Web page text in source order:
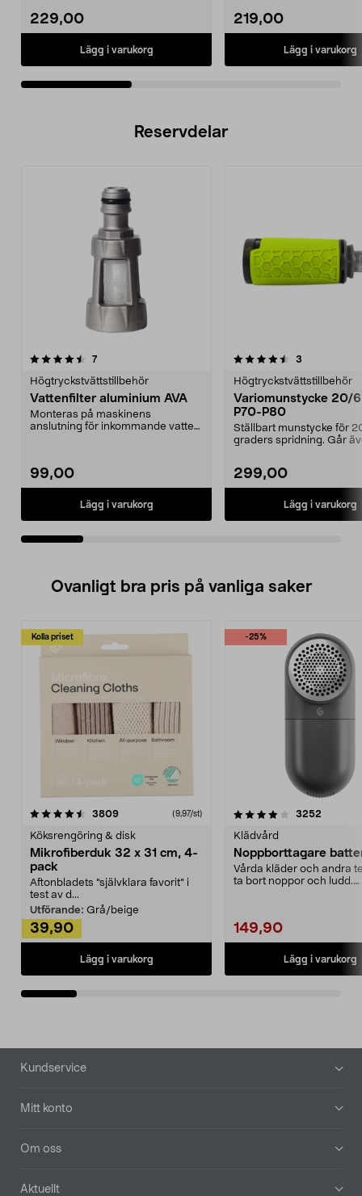
229,00
Lägg i varukorg
219,00
Lägg i varukorg
Reservdelar
7recensioner
Högtryckstvättstillbehör
Vattenfilter aluminium AVA
Monteras på maskinens
anslutning för inkommande vatten.
99,00
Lägg i varukorg
4.5av 5 stjärnor 3
Högtryckstvättstillbehör
Variomunstycke 20/
P70-P80
Ställbart munstycke för
graders spridning. Går
299,00
Lägg i varukorg
4.5av 5 stjärnor
Ovanligt bra pris på vanliga saker
Kolla priset
3809recensioner (9,97/st)
Köksrengöring & disk
Mikrofiberduk 32 x 31 cm, 4-
pack
Aftonbladets "självklara favorit” i
test av d...
Utförande: Grå/beige
39,90
Lägg i varukorg
-25%
4.0av 5 stjärnor 3252
Klädvård
Noppborttagare
Vårda kläder och andra
ta bort noppor och ludd.
149,90
Lägg i varukorg
4.5av 5 stjärnor
Sidfot
Kundservice
Mitt konto
Om oss
Aktuellt